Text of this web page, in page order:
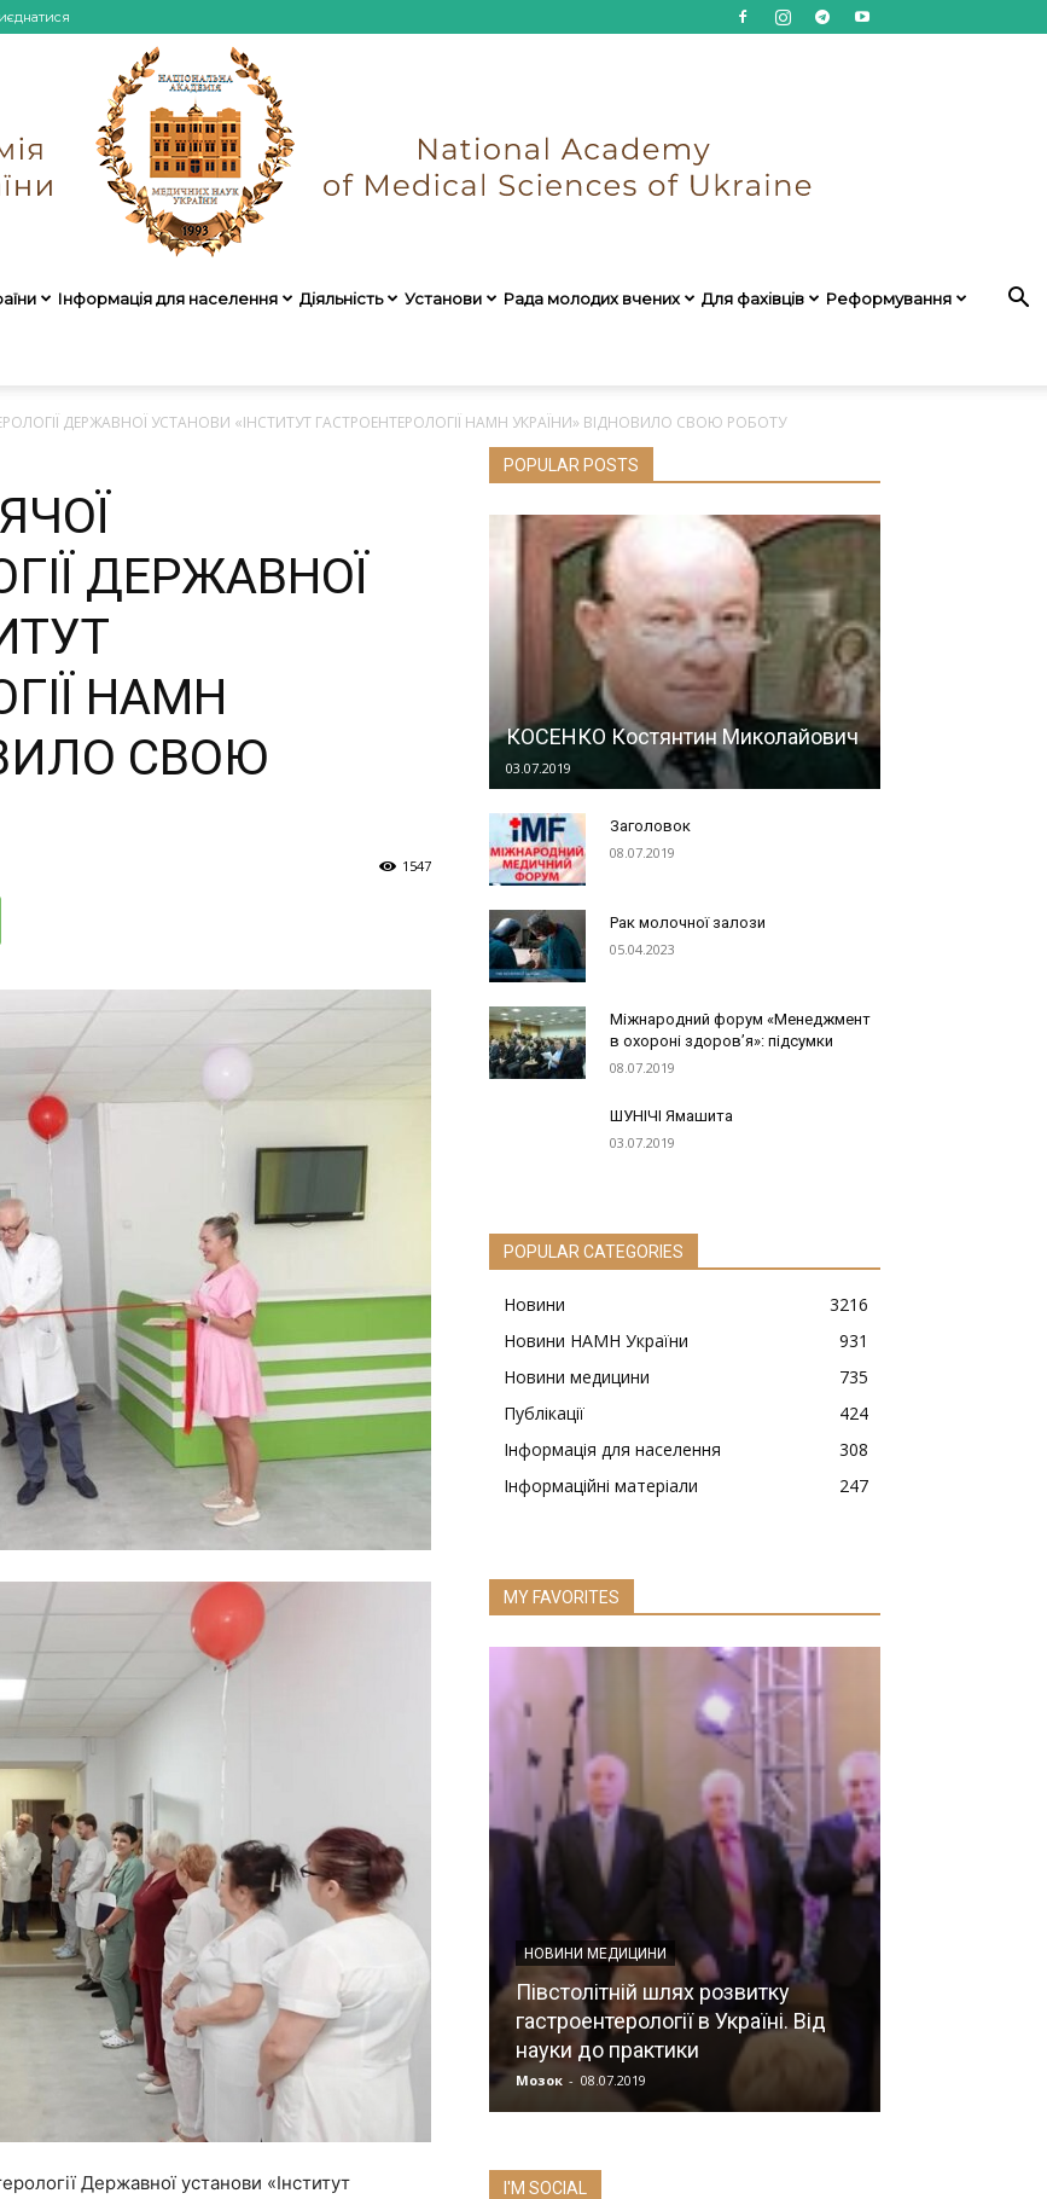
Інформація для населення Діяльність Установи Рада молодих вчених Для фахівців Реформування
ДЕРЖАВНОЇ УСТАНОВИ «ІНСТИТУТ ГАСТРОЕНТЕРОЛОГІЇ НАМН УКРАЇНИ» ВІДНОВИЛО СВОЮ РОБОТУ
ДЕРЖАВНОЇ
НАМН
СВОЮ
1547
Державної установи «Інститут
POPULAR POSTS
КОСЕНКО Костянтин Миколайович
03.07.2019
Заголовок
08.07.2019
Рак молочної залози
05.04.2023
Міжнародний форум «Менеджмент
в охороні здоров’я»: підсумки
08.07.2019
ШУНІЧІ Ямашита
03.07.2019
POPULAR CATEGORIES
Новини
3216
Новини НАМН України
931
Новини медицини
735
Публікації
424
Інформація для населення
308
Інформаційні матеріали
247
MY FAVORITES
НОВИНИ МЕДИЦИНИ
Півстолітній шлях розвитку
гастроентерології в Україні. Від
науки до практики
Мозок - 08.07.2019
I'M SOCIAL